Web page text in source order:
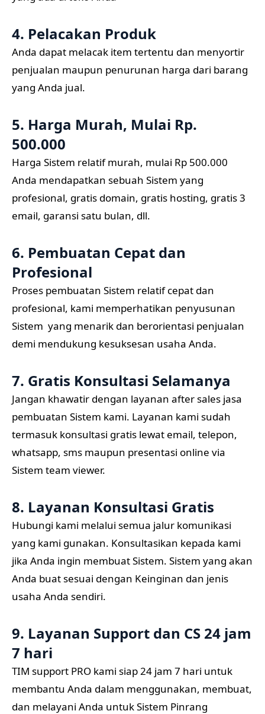
4. Pelacakan Produk
Anda dapat melacak item tertentu dan menyortir
penjualan maupun penurunan harga dari barang
yang Anda jual.
5. Harga Murah, Mulai Rp.
500.000
Harga Sistem relatif murah, mulai Rp 500.000
Anda mendapatkan sebuah Sistem yang
profesional, gratis domain, gratis hosting, gratis 3
email, garansi satu bulan, dll.
6. Pembuatan Cepat dan
Profesional
Proses pembuatan Sistem relatif cepat dan
profesional, kami memperhatikan penyusunan
Sistem yang menarik dan berorientasi penjualan
demi mendukung kesuksesan usaha Anda.
7. Gratis Konsultasi Selamanya
Jangan khawatir dengan layanan after sales jasa
pembuatan Sistem kami. Layanan kami sudah
termasuk konsultasi gratis lewat email, telepon,
whatsapp, sms maupun presentasi online via
Sistem team viewer.
8. Layanan Konsultasi Gratis
Hubungi kami melalui semua jalur komunikasi
yang kami gunakan. Konsultasikan kepada kami
jika Anda ingin membuat Sistem. Sistem yang akan
Anda buat sesuai dengan Keinginan dan jenis
usaha Anda sendiri.
9. Layanan Support dan CS 24 jam
7 hari
TIM support PRO kami siap 24 jam 7 hari untuk
membantu Anda dalam menggunakan, membuat,
dan melayani Anda untuk Sistem Pinrang